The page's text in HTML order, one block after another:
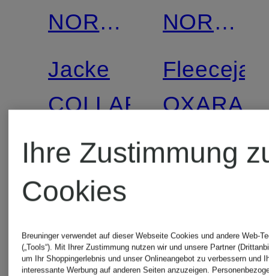
NORTH
FACE
Jacke
COLLARED
64,99 €
Bestpreis:
110,49 €
Ursprünglich:
NORTH
FACE
OXARA
79,99 €
67,99 €
Ihre Zustimmung
Cookies
Breuninger verwendet auf dieser Webseite Cookies und andere Web-
(„Tools“). Mit Ihrer Zustimmung nutzen wir und unsere Partner
um Ihr Shoppingerlebnis und unser Onlineangebot zu verbessern und
interessante Werbung auf anderen Seiten anzuzeigen.